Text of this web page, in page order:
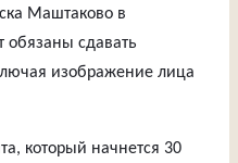
Маштаково в
обязаны сдавать
изображение лица
который начнется 30